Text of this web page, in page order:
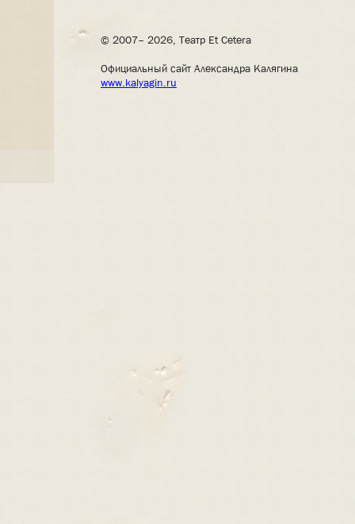
© 2007– 2026, Театр Et Cetera
Официальный сайт Александра Калягина
www.kalyagin.ru